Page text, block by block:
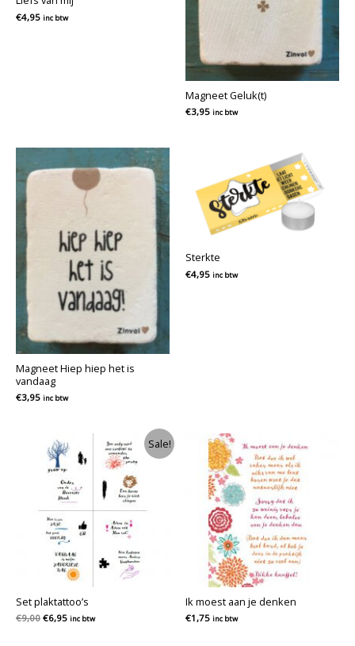
€4,95 inc btw
Magneet Geluk(t)
€3,95 inc btw
Magneet Hiep hiep het is
vandaag
€3,95 inc btw
Sterkte
€4,95 inc btw
Sale!
Set plaktattoo’s
€9,00 Oorspronkelijke
€6,95Huidige
inc btw
Ik moest aan je denken
€1,75 inc btw